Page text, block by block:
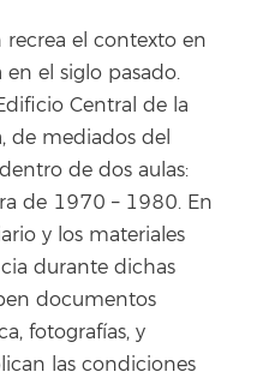
recrea el contexto en
el siglo pasado.
Central de la
de mediados del
de dos aulas:
de 1970 – 1980. En
y los materiales
durante dichas
documentos
fotografías, y
las condiciones